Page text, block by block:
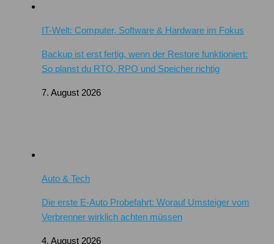
IT-Welt: Computer, Software & Hardware im Fokus
Backup ist erst fertig, wenn der Restore funktioniert:
So planst du RTO, RPO und Speicher richtig
7. August 2026
Auto & Tech
Die erste E-Auto Probefahrt: Worauf Umsteiger vom
Verbrenner wirklich achten müssen
4. August 2026